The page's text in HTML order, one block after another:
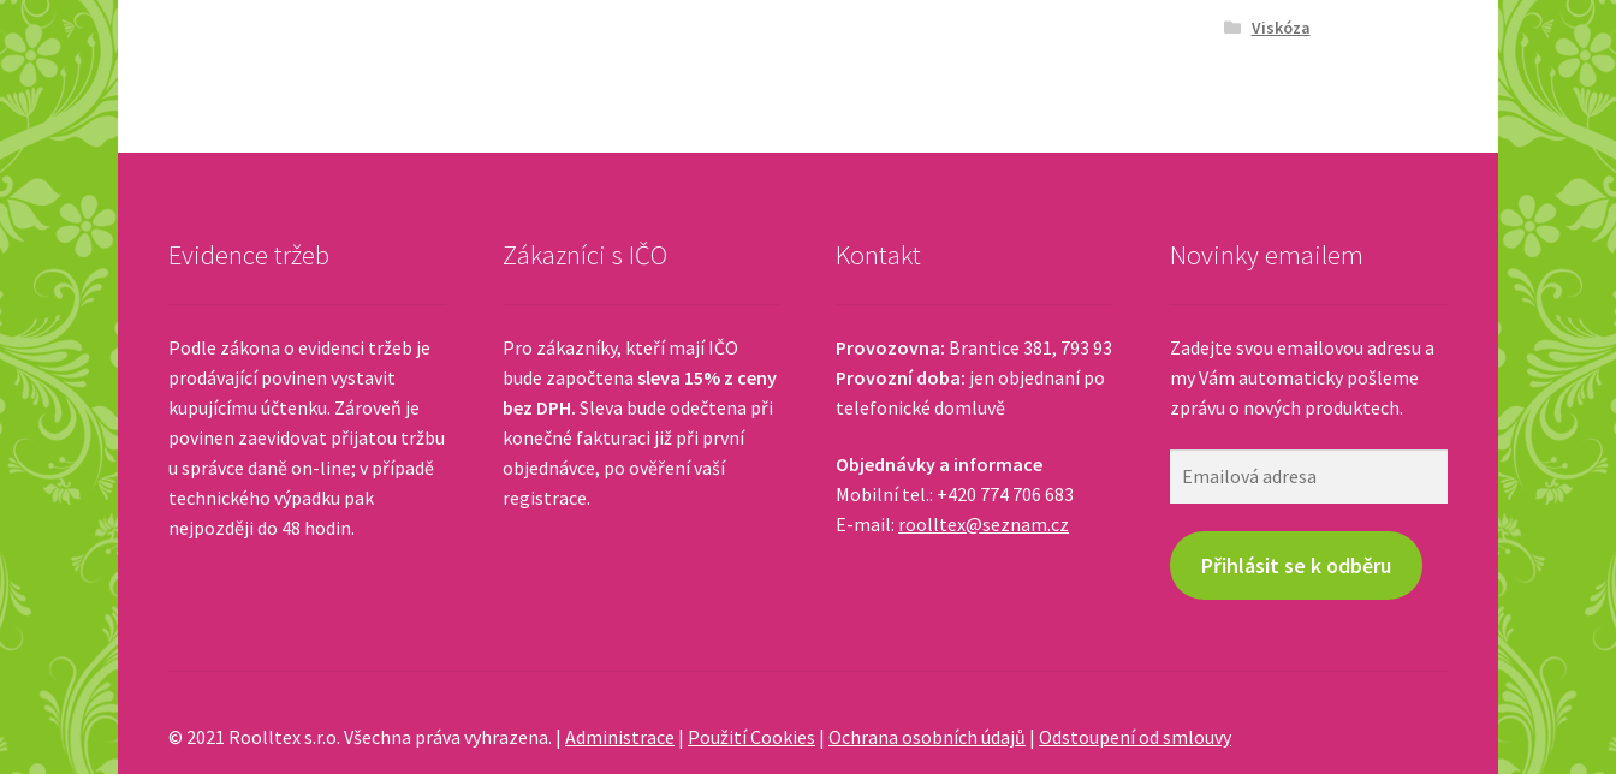
Viskóza
Evidence tržeb
Podle zákona o evidenci tržeb je
prodávající povinen vystavit
kupujícímu účtenku. Zároveň je
povinen zaevidovat přijatou tržbu
u správce daně on-line; v případě
technického výpadku pak
nejpozději do 48 hodin.
Zákazníci s IČO
Pro zákazníky, kteří mají IČO
bude započtena sleva 15% z ceny
bez DPH. Sleva bude odečtena při
konečné fakturaci již při první
objednávce, po ověření vaší
registrace.
Kontakt
Provozovna: Brantice 381, 793 93
Provozní doba: jen objednaní po
telefonické domluvě
Objednávky a informace
Mobilní tel.: +420 774 706 683
E-mail: roolltex@seznam.cz
Novinky emailem
Zadejte svou emailovou adresu a
my Vám automaticky pošleme
zprávu o nových produktech.
Přihlásit se k odběru
© 2021 Roolltex s.r.o. Všechna práva vyhrazena. |Administrace | Použití Cookies |Ochrana osobních údajů |Odstoupení od smlouvy